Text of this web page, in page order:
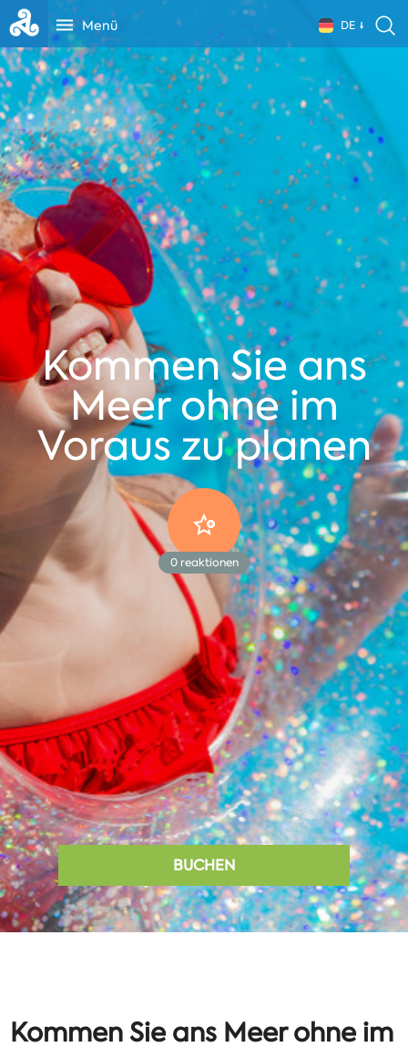
Menü DE
Kommen Sie ans
Meer ohne im
Voraus zu planen
0reaktionen
BUCHEN
Kommen Sie ans Meer ohne im